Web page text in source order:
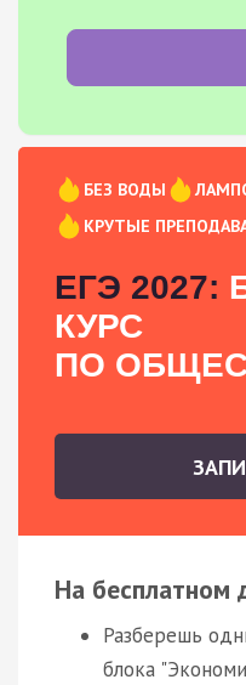
БЕЗ ВОДЫ
КРУТЫЕ
ЕГЭ 2027:
КУРС
ПО
На бесплатном
Разберешь
блока